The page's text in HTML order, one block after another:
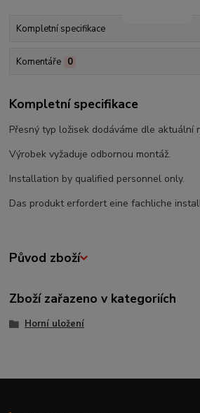
Kompletní specifikace
Komentáře 0
Kompletní specifikace
Přesný typ ložisek dodáváme dle aktuální
Výrobek vyžaduje odbornou montáž.
Installation by qualified personnel only.
Das produkt erfordert eine fachliche
Původ zboží
Zboží zařazeno v kategoriích
Horní uložení